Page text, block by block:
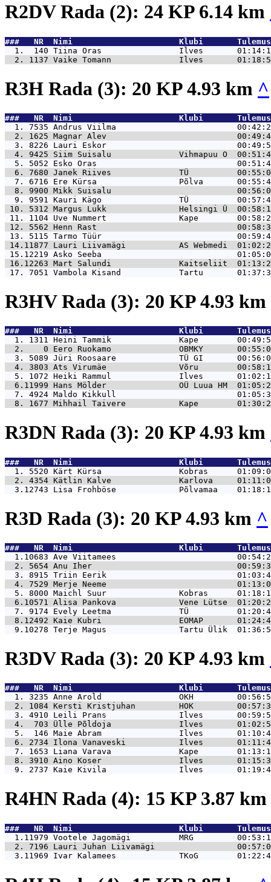
R2DV Rada (2): 24 KP 6.14 km
###   NR  Nimi                      Klubi
  1.  140
Tiina Oras                Ilves
  2. 1137
Vaike Tomann              Ilves
R3H Rada (3): 20 KP 4.93 km ^
###   NR  Nimi                      Klubi
  1. 7535
Andrus Viilma
  2. 1625
Magnar Alev
  3. 8226
Lauri Eskor
  4. 9425
Siim Suisalu              Vihmapuu O
  5. 5052
Esko Oras
  6. 7680
Janek Riives              TÜ
  7. 6716
Ere Kürsa                 Põlva
  8. 9900
Mikk Suisalu
  9. 9591
Kauri Kägo                TÜ
10. 5312 Margus Lukk               Helsingi Ü
11. 1104 Uve Nummert               Kape
12. 5562 Henn Rast
13. 5115 Tarmo Tüür
14.11877 Lauri Liivamägi           AS Webmedi
15.12219 Asko Seeba
16.12263 Mart Salundi              Kaitseliit
17. 7051 Vambola Kisand            Tartu
R3HV Rada (3): 20 KP 4.93 km
###   NR  Nimi                      Klubi
  1. 1311
Heini Tammik              Kape
  2.    0
Eero Ruokamo              OBMKY
  3. 5089
Jüri Roosaare             TÜ GI
  4. 3803
Ats Virumäe               Võru
  5. 1072
Heiki Rammul              Ilves
  6.11999
Hans Mölder               OÜ Luua HM
  7. 4924
Maldo Kikkull
  8. 1677
Mihhail Taivere           Kape
R3DN Rada (3): 20 KP 4.93 km
###   NR  Nimi                      Klubi
  1. 5520
Kärt Kürsa                Kobras
  2. 4354
Kätlin Kalve              Karlova
  3.12743
Lisa Frohböse             Põlvamaa
R3D Rada (3): 20 KP 4.93 km ^
###   NR  Nimi                      Klubi
  1.10683
Ave Viitamees
  2. 5654
Anu Iher
  3. 8915
Triin Eerik
  4. 7529
Merje Neeme
  5. 8000
Maichl Suur               Kobras
  6.10571
Alisa Pankova             Vene Lütse
  7. 9174
Evely Leetma              TÜ
  8.12492
Kaie Kubri                EOMAP
  9.10278
Terje Magus               Tartu Ülik
R3DV Rada (3): 20 KP 4.93 km
###   NR  Nimi                      Klubi
  1. 3235
Anne Arold                OKH
  2. 1084
Kersti Kristjuhan         HOK
  3. 4910
Leili Prans               Ilves
  4.  703
Ülle Põldoja              Ilves
  5.  146
Maie Abram                Ilves
  6. 2734
Ilona Vanaveski           Ilves
  7. 1653
Liana Varava              Kape
  8. 3910
Aino Koser                Ilves
  9. 2737
Kaie Kivila               Ilves
R4HN Rada (4): 15 KP 3.87 km
###   NR  Nimi                      Klubi
  1.11979
Vootele Jagomägi          MRG
  2. 7196
Lauri Juhan Liivamägi
  3.11969
Ivar Kalamees             TKoG